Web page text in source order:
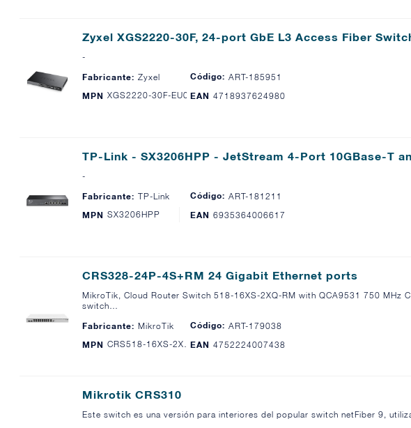
Zyxel XGS2220-30F, 24-port GbE L3 Access Fiber
-
Fabricante: Zyxel Código: ART-185951
MPN
XGS2220-30F-EU0101F
EAN 4718937624980
TP-Link - SX3206HPP - JetStream 4-Port 10GBase-T
-
Fabricante: TP-Link Código: ART-181211
MPN SX3206HPP EAN 6935364006617
CRS328-24P-4S+RM 24 Gigabit Ethernet ports
MikroTik, Cloud Router Switch 518-16XS-2XQ-RM with QCA9531 750 MHz
switch…
Fabricante: MikroTik Código: ART-179038
MPN
CRS518-16XS-2XQ-RMEAN 4752224007438
Mikrotik CRS310
Este switch es una versión para interiores del popular switch netFiber 9,